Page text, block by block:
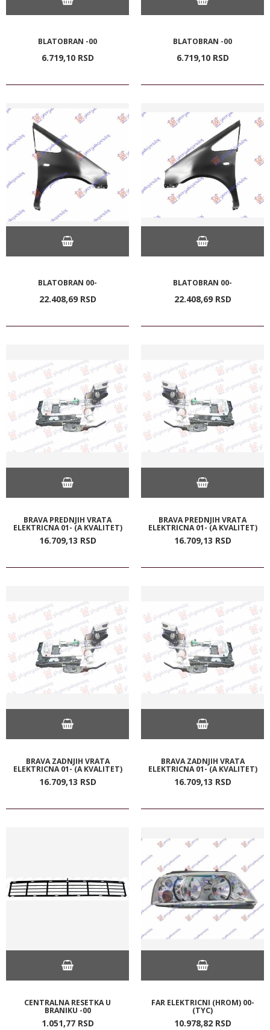
BLATOBRAN -00
6.719,10 RSD
BLATOBRAN -00
6.719,10 RSD
BLATOBRAN 00-
22.408,69 RSD
BLATOBRAN 00-
22.408,69 RSD
BRAVA PREDNJIH VRATA
ELEKTRICNA 01- (A KVALITET)
16.709,13 RSD
BRAVA PREDNJIH VRATA
ELEKTRICNA 01- (A KVALITET)
16.709,13 RSD
BRAVA ZADNJIH VRATA
ELEKTRICNA 01- (A KVALITET)
16.709,13 RSD
BRAVA ZADNJIH VRATA
ELEKTRICNA 01- (A KVALITET)
16.709,13 RSD
CENTRALNA RESETKA U
BRANIKU -00
1.051,77 RSD
FAR ELEKTRICNI (HROM) 00-
(TYC)
10.978,82 RSD